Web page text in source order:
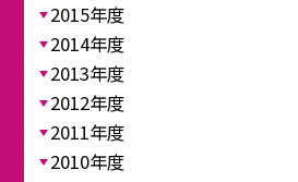
2015年度
2014年度
2013年度
2012年度
2011年度
2010年度